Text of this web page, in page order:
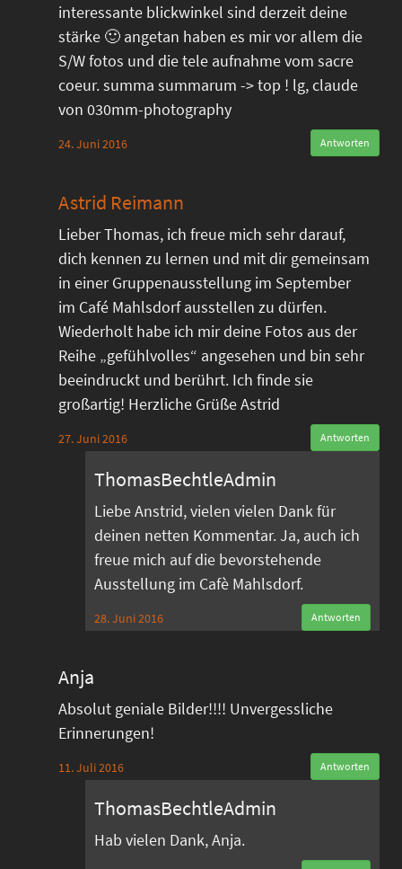
interessante blickwinkel sind derzeit deine
stärke 🙂 angetan haben es mir vor allem die
S/W fotos und die tele aufnahme vom sacre
coeur. summa summarum -> top ! lg, claude
von 030mm-photography
24. Juni 2016 Antworten
Astrid Reimann
Lieber Thomas, ich freue mich sehr darauf,
dich kennen zu lernen und mit dir gemeinsam
in einer Gruppenausstellung im September
im Café Mahlsdorf ausstellen zu dürfen.
Wiederholt habe ich mir deine Fotos aus der
Reihe „gefühlvolles“ angesehen und bin sehr
beeindruckt und berührt. Ich finde sie
großartig! Herzliche Grüße Astrid
27. Juni 2016 Antworten
ThomasBechtleAdmin
Liebe Anstrid, vielen vielen Dank für
deinen netten Kommentar. Ja, auch ich
freue mich auf die bevorstehende
Ausstellung im Cafè Mahlsdorf.
28. Juni 2016 Antworten
Anja
Absolut geniale Bilder!!!! Unvergessliche
Erinnerungen!
11. Juli 2016 Antworten
ThomasBechtleAdmin
Hab vielen Dank, Anja.